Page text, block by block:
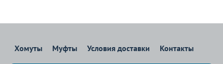
Хомуты Муфты Условия доставки Контакты